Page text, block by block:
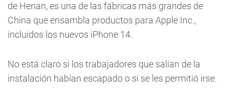
de Henan, es una de las fábricas más grandes de
China que ensambla productos para Apple Inc.,
incluidos los nuevos iPhone 14.
No está claro si los trabajadores que salían de la
instalación habían escapado o si se les permitió irse.